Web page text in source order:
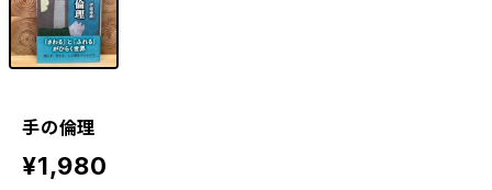
手の倫理
¥1,980